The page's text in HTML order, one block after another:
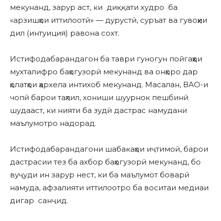
мекунанд, зарур аст, ки диққати худро ба
«арзишҳои иттилоотӣ» — дурустӣ, суръат ва гувоҳии
дил (интуиция) равона сохт.
Истифодабарандагон ба таври гуногун пойгаҳҳои
мухталифро баҳогузорӣ мекунанд ва онҳоро дар
ҳолатҳои ҳархела интихоб мекунанд. Масалан, ВАО-и
чопӣ барои таҳлил, хониши шуурнок пешбинӣ
шудааст, ки нияти ба зудӣ дастрас намудани
маълумотро надорад.
Истифодабарандагони шабакаҳои иҷтимоӣ, барои
дастрасии тез ба ахбор баҳогузорӣ мекунанд, бо
вуҷуди ин зарур нест, ки ба маълумот боварӣ
намуда, афзалияти иттилоотро ба воситаи медиаи
дигар санҷид.